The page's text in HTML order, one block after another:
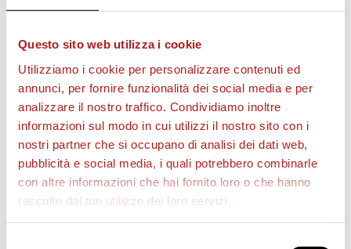
Questo sito web utilizza i cookie
Utilizziamo i cookie per personalizzare contenuti ed
annunci, per fornire funzionalità dei social media e per
analizzare il nostro traffico. Condividiamo inoltre
informazioni sul modo in cui utilizzi il nostro sito con i
nostri partner che si occupano di analisi dei dati web,
pubblicità e social media, i quali potrebbero combinarle
con altre informazioni che hai fornito loro o che hanno
raccolto dal tuo utilizzo dei loro servizi.
l
v
i
d
AS CITTADELLA STORE